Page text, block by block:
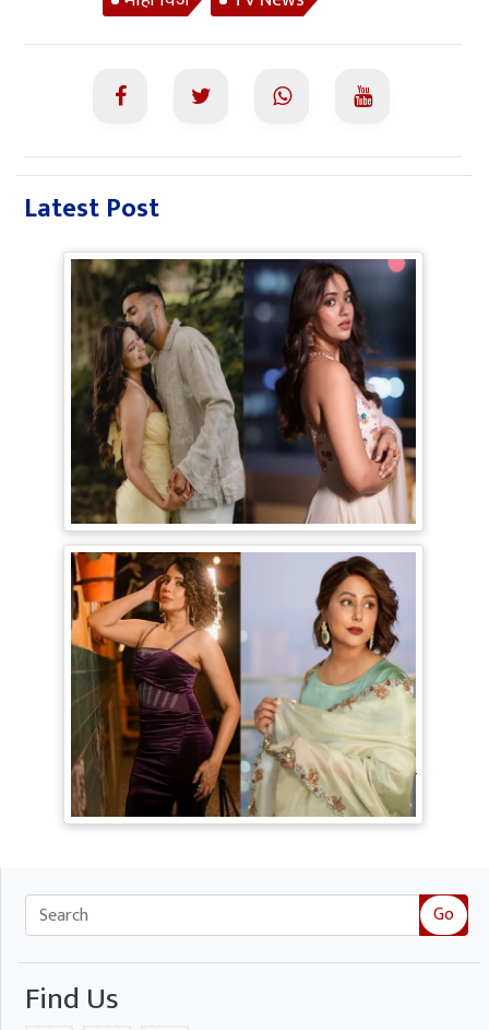
Latest Post
Jiyaa Shankar Engagement: Jiya
Shankar की हुई Engagement, मंगेतर
Karan के साथ शेयर की रोमांटिक Pictures
TV Gossip: 'तीखी मिर्ची' हैं Hina Khan,
सूपर्नखा रोल के लिए परफेक्ट; Rozalin Khan ने
छेड़ी नई बहस
Go
Find Us